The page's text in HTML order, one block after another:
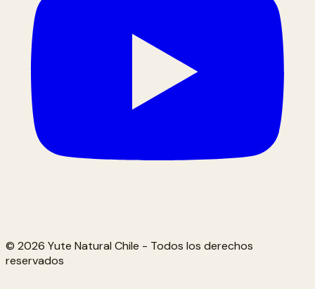
© 2026 Yute Natural Chile - Todos los derechos
reservados